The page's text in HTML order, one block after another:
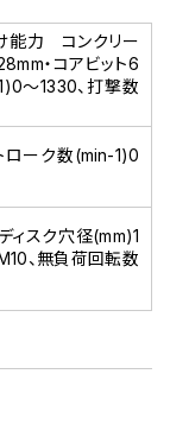
能力 コンクリー
・コアビット6
～1330、打撃数
ローク数(min-1)0
ィスク穴径(mm)1
、無負荷回転数